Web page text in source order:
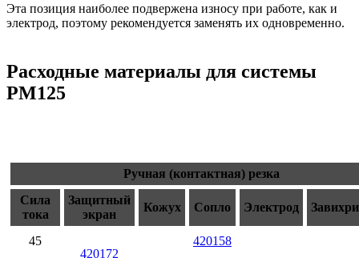
Эта позиция наиболее подвержена износу при работе, как и
электрод, поэтому рекомендуется заменять их одновременно.
Расходные материалы для системы
PM125
Ручная (контактная) резка
Сила
тока
Защитный
экран
Кожух Сопло Электрод
45
420172
420158